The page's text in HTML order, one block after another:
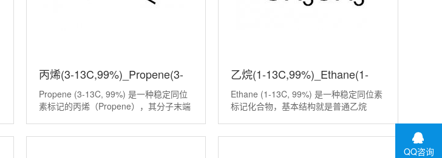
丙烯(3-13C,99%)_Propene(3-
13C,99%)丨89490-91-5
Propene (3-13C, 99%) 是一种稳定同位
素标记的丙烯（Propene），其分子末端
乙烷(1-13C,99%)_Ethane(1-
13C,99%)丨6145-17-1
Ethane (1-13C, 99%)​ 是一种稳定同位素
标记化合物，基本结构就是普通乙烷
QQ咨询